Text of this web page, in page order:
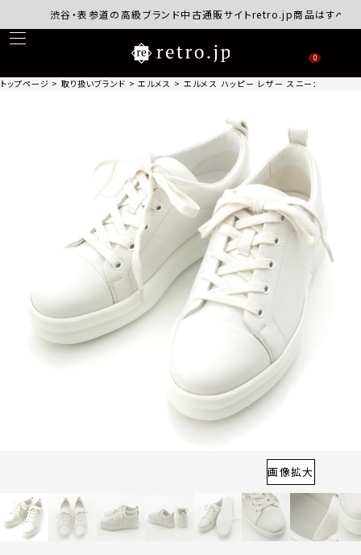
渋谷・表参道の高級ブランド中古通販サイトretro.jp商品はすべて正規
0
トップページ 取り扱いブランド エルメス エルメス ハッピー レザー スニーカー シュ
画像拡大